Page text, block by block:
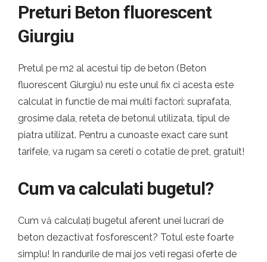
Preturi Beton fluorescent
Giurgiu
Pretul pe m2 al acestui tip de beton (Beton
fluorescent Giurgiu) nu este unul fix ci acesta este
calculat in functie de mai multi factori: suprafata,
grosime dala, reteta de betonul utilizata, tipul de
piatra utilizat. Pentru a cunoaste exact care sunt
tarifele, va rugam sa cereti o cotatie de pret, gratuit!
Cum va calculati bugetul?
Cum vă calculați bugetul aferent unei lucrari de
beton dezactivat fosforescent? Totul este foarte
simplu! In randurile de mai jos veti regasi oferte de